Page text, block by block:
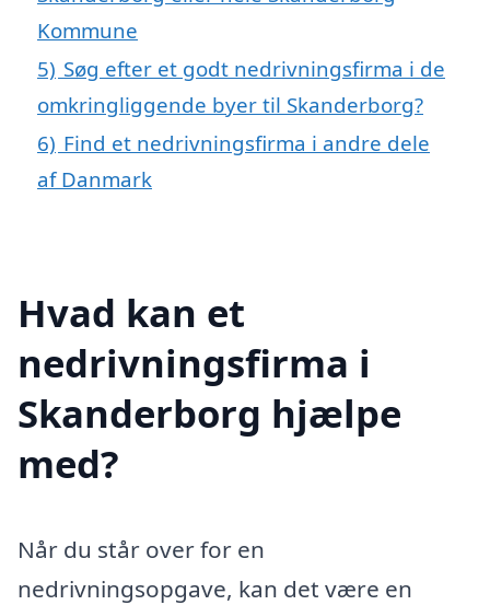
Kommune
5) Søg efter et godt nedrivningsfirma i de
omkringliggende byer til Skanderborg?
6) Find et nedrivningsfirma i andre dele
af Danmark
Hvad kan et
nedrivningsfirma i
Skanderborg hjælpe
med?
Når du står over for en
nedrivningsopgave, kan det være en